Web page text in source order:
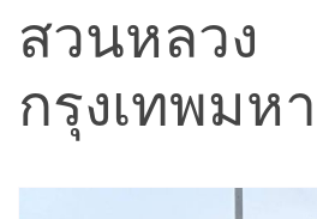
สวนหลวง
กรุงเทพมห